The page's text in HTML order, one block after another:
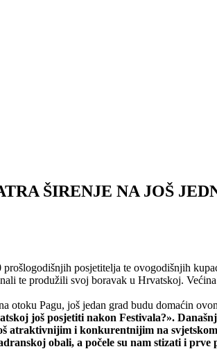
ŠIRENJE NA JOŠ
posjetitelja te ovogodišnjih
te produžili svoj boravak u Hrvatskoj.
Pagu, još jedan grad budu domaćin
još posjetiti nakon Festivala?».
atraktivnijim i konkurentnijim na
obali, a počele su nam stizati i